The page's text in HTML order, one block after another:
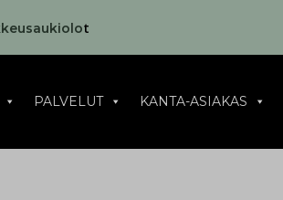
t
PALVELUT KANTA-ASIAKAS